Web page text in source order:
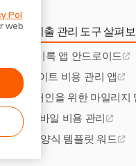
많은 지출 관리 도구 살펴
연료 기록 앱 안드로이드
룸메이트 비용 관리 앱
산 중개인을 위한 마일리지
모바일 비용 관리
비용 양식 템플릿 워드
Pol
web